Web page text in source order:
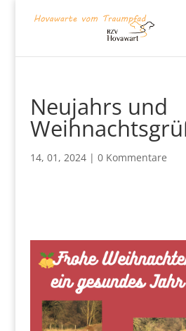
Neujahrs und
14, 01, 2024| 0 Kommentare